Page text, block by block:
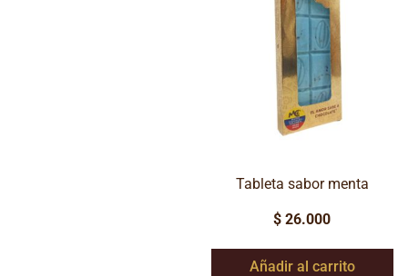
Tableta sabor menta
$ 26.000
Añadir al carrito